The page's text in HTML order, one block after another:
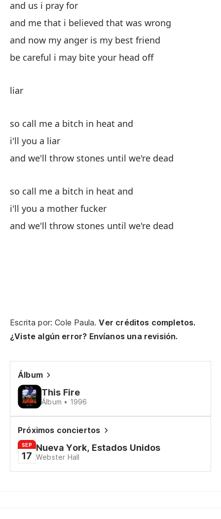
and us i pray for
and me that i believed that was wrong
and now my anger is my best friend
be careful i may bite your head off
liar
so call me a bitch in heat and
i'll you a liar
and we'll throw stones until we're dead
so call me a bitch in heat and
i'll you a mother fucker
and we'll throw stones until we're dead
Escrita por: Cole Paula.Ver créditos completos.
¿Viste algún error? Envíanos una revisión.
Álbum
This Fire
Álbum • 1996
Próximos conciertos
SEP
17
Nueva York, Estados Unidos
Webster Hall